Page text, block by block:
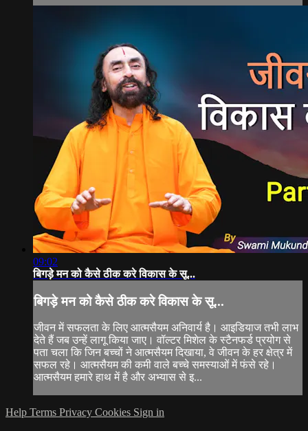
09:02
बिगड़े मन को कैसे ठीक करे विकास के सू...
बिगड़े मन को कैसे ठीक करे विकास के सू...
जीवन में सफलता के लिए आत्मसैयम अनिवार्य है। आइडियाज तभी लाभ
देते हैं जब उन्हें लागू किया जाए। वॉल्टर मिशेल के स्टैनफर्ड प्रयोग से
पता चला कि जिन बच्चों ने आत्मसैयम दिखाया, वे जीवन के हर क्षेत्र में
सफल रहे। आत्मसैयम की कमी वाले बच्चे समस्याओं में फंसे रहे।
आत्मसैयम हमारे हाथ में है और अभ्यास से इ...
Help Terms Privacy Cookies Sign in